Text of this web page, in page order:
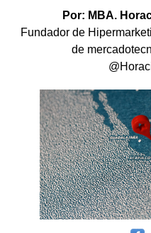
Por: MBA.
Fundador de
de